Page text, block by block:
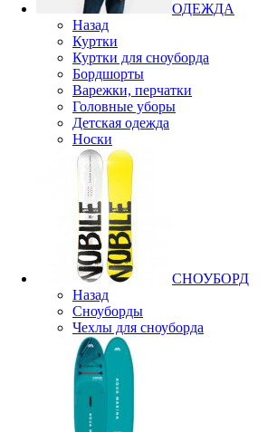
ОДЕЖДА
Назад
Куртки
Куртки для сноуборда
Бордшорты
Варежки, перчатки
Головные уборы
Детская одежда
Носки
СНОУБОРД
Назад
Сноуборды
Чехлы для сноуборда